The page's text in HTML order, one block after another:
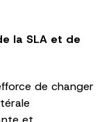
la SLA et de
de changer